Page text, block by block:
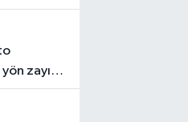
zayıf,
ayrıştı